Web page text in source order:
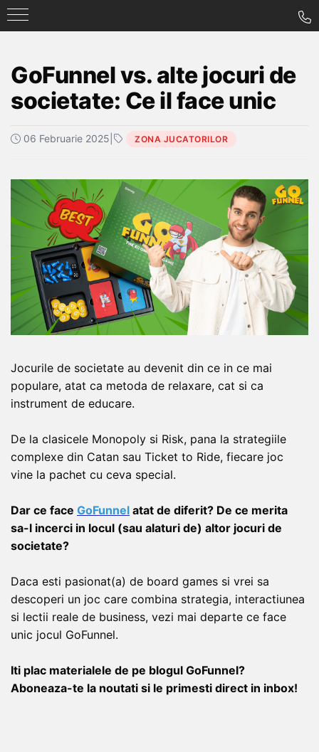
GoFunnel vs. alte jocuri de
societate: Ce il face unic
06 Februarie 2025 ZONA JUCATORILOR
Jocurile de societate au devenit din ce in ce mai
populare, atat ca metoda de relaxare, cat si ca
instrument de educare.
De la clasicele Monopoly si Risk, pana la strategiile
complexe din Catan sau Ticket to Ride, fiecare joc
vine la pachet cu ceva special.
Dar ce face GoFunnel atat de diferit? De ce merita
sa-l incerci in locul (sau alaturi de) altor jocuri de
societate?
Daca esti pasionat(a) de board games si vrei sa
descoperi un joc care combina strategia, interactiunea
si lectii reale de business, vezi mai departe ce face
unic jocul GoFunnel.
Iti plac materialele de pe blogul GoFunnel?
Aboneaza-te la noutati si le primesti direct in inbox!